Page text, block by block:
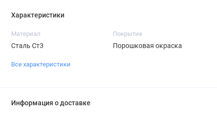
Характеристики
Материал
Сталь Ст3
Покрытие
Порошковая окраска
Все характеристики
Информация о доставке